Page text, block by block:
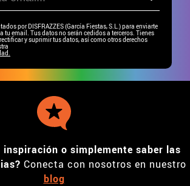
por DISFRAZZES (García Fiestas, S.L.) para enviarte
tu email. Tus datos no serán cedidos a terceros. Tienes
y suprimir tus datos, así como otros derechos
inspiración o simplemente saber las
Conecta con nosotros en nuestro
blog